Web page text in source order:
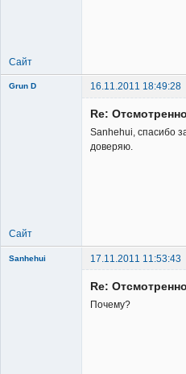
Сайт
Grun D 16.11.2011 18:49:28
Re:
Sanhehui, спасибо
доверяю.
Сайт
Sanhehui 17.11.2011 11:53:43
Re:
Почему?